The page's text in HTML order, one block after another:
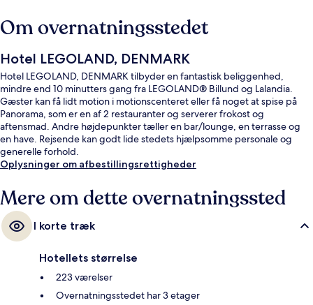
Om overnatningsstedet
Hotel LEGOLAND, DENMARK
Hotel LEGOLAND, DENMARK tilbyder en fantastisk beliggenhed,
mindre end 10 minutters gang fra LEGOLAND® Billund og Lalandia.
Gæster kan få lidt motion i motionscenteret eller få noget at spise på
Panorama, som er en af 2 restauranter og serverer frokost og
aftensmad. Andre højdepunkter tæller en bar/lounge, en terrasse og
en have. Rejsende kan godt lide stedets hjælpsomme personale og
generelle forhold.
Oplysninger om afbestillingsrettigheder
Mere om dette overnatningssted
I korte træk
Hotellets størrelse
223 værelser
Overnatningsstedet har 3 etager